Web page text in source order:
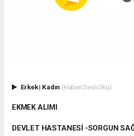
Erkek| Kadın (Haberi Sesli Oku)
EKMEK ALIMI
DEVLET HASTANESİ -SORGUN